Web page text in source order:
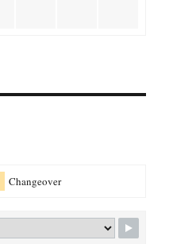
Changeover